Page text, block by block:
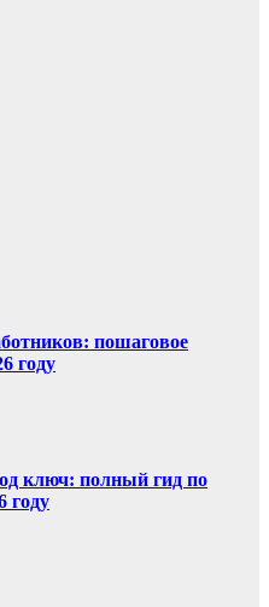
пошаговое
году
ключ: полный гид по
году